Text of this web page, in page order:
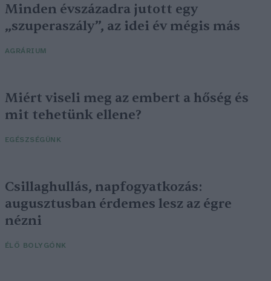
Minden évszázadra jutott egy
„szuperaszály”, az idei év mégis más
AGRÁRIUM
Miért viseli meg az embert a hőség és
mit tehetünk ellene?
EGÉSZSÉGÜNK
Csillaghullás, napfogyatkozás:
augusztusban érdemes lesz az égre
nézni
ÉLŐ BOLYGÓNK